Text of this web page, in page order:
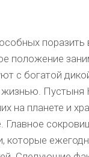
положение
с богатой
Пустыня
на планете и
которые